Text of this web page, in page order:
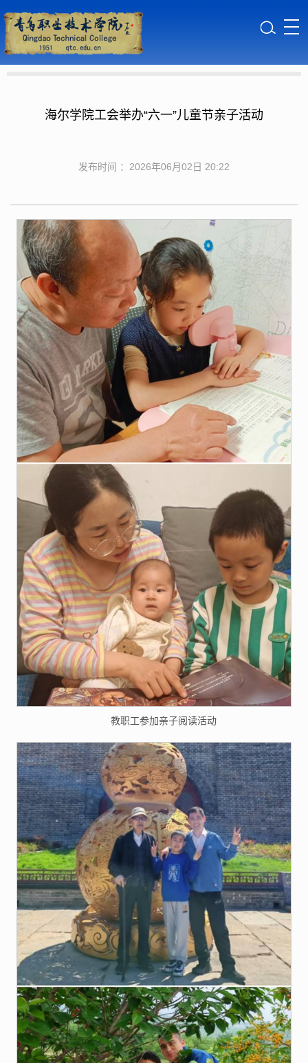
海尔学院工会举办“六一”儿童节亲子活动
发布时间 ：2026年06月02日 20:22
教职工参加亲子阅读活动